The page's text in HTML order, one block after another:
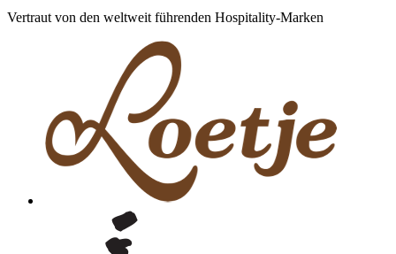
Vertraut von den weltweit führenden Hospitality-Marken